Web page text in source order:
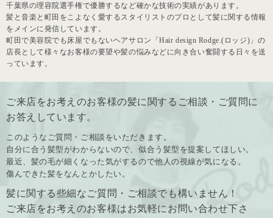
千葉県の理容院選手権で優勝するなど確かな技術の実績があります。
髪と音楽と町田をこよなく愛するスタイリストのプロとして髪に関する情報
をメインに発信しています。
町田で美容院でも床屋でもないヘアサロン「Hair design Rodge.(ロッジ)」の
店長として様々なお客様の要望や髪の悩みなどに向き合い奮闘する日々を送
っています。
ご来店をお考えのお客様の髪に関するご相談・ご質問に
お答えしています。
このようなご質問・ご相談をいただきます。
自分に合う髪型がわからないので、似合う髪型を提案してほしい。
最近、髪の毛が細くなった気がするので他人の視線が気になる。
傷んできた髪をなんとかしたい。
髪に関する些細なご質問・ご相談でも構いません！
ご来店をお考えのお客様はお気軽にお問い合わせ下さ